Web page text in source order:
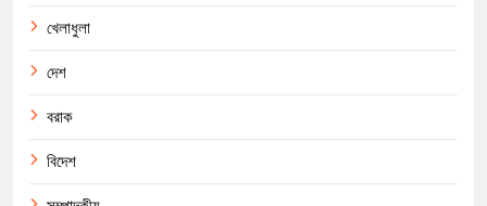
খেলাধুলা
দেশ
বরাক
বিদেশ